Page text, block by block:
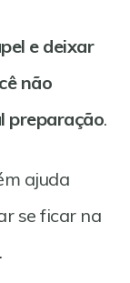
e deixar
não
preparação.
ajuda
se ficar na